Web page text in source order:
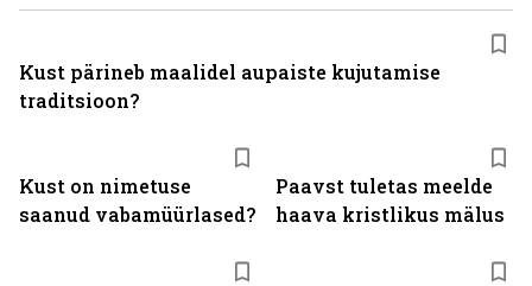
Kust on nimetuse
saanud vabamüürlased?
Paavst tuletas meelde
haava kristlikus mälus
Kust pärineb maalidel aupaiste kujutamise
traditsioon?